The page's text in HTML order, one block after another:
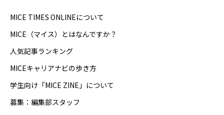
MICE TIMES ONLINEについて
MICE（マイス）とはなんですか？
人気記事ランキング
MICEキャリアナビの歩き方
学生向け「MICE ZINE」について
募集：編集部スタッフ